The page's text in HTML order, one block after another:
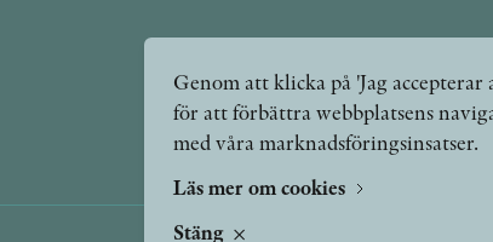
Genom att klicka på 'Jag
för att förbättra webbplatsens
med våra marknadsföringsinsatser.
Läs mer om cookies
Stäng